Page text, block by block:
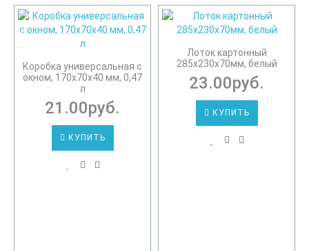
Коробка универсальная с
окном, 170х70х40 мм, 0,47
л
21.00руб.
КУПИТЬ
Лоток картонный
285х230х70мм, белый
23.00руб.
КУПИТЬ